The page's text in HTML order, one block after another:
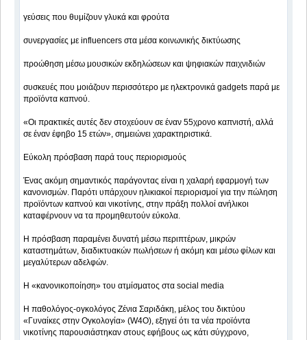
γεύσεις που θυμίζουν γλυκά και φρούτα
συνεργασίες με influencers στα μέσα κοινωνικής δικτύωσης
προώθηση μέσω μουσικών εκδηλώσεων και ψηφιακών παιχνιδιών
συσκευές που μοιάζουν περισσότερο με ηλεκτρονικά gadgets παρά με
προϊόντα καπνού.
«Οι πρακτικές αυτές δεν στοχεύουν σε έναν 55χρονο καπνιστή, αλλά
σε έναν έφηβο 15 ετών», σημειώνει χαρακτηριστικά.
Εύκολη πρόσβαση παρά τους περιορισμούς
Ένας ακόμη σημαντικός παράγοντας είναι η χαλαρή εφαρμογή των
κανονισμών. Παρότι υπάρχουν ηλικιακοί περιορισμοί για την πώληση
προϊόντων καπνού και νικοτίνης, στην πράξη πολλοί ανήλικοι
καταφέρνουν να τα προμηθευτούν εύκολα.
Η πρόσβαση παραμένει δυνατή μέσω περιπτέρων, μικρών
καταστημάτων, διαδικτυακών πωλήσεων ή ακόμη και μέσω φίλων και
μεγαλύτερων αδελφών.
Η «κανονικοποίηση» του ατμίσματος στα social media
Η παθολόγος-ογκολόγος Ζένια Σαριδάκη, μέλος του δικτύου
«Γυναίκες στην Ογκολογία» (W4O), εξηγεί ότι τα νέα προϊόντα
νικοτίνης παρουσιάστηκαν στους εφήβους ως κάτι σύγχρονο,